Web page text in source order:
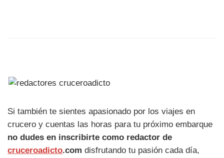
Si también te sientes apasionado por los viajes en
crucero y cuentas las horas para tu próximo embarque
no dudes en inscribirte como redactor de
cruceroadicto.com disfrutando tu pasión cada día,